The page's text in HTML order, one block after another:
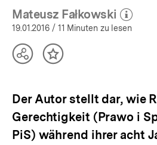
Mateusz Fałkowski
(Mehr zumöffnen
19.01.2016 / 11 Minuten zu lesen
TeilenInhalt
Der Autor stellt dar, wie
Gerechtigkeit (Prawo i
PiS) während ihrer acht